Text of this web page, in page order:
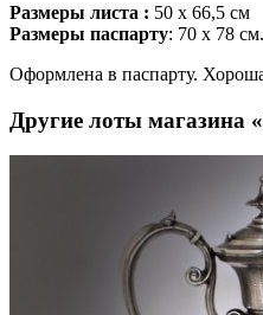
Размеры листа : 50 x 66,5 см
Размеры паспарту: 70 x 78 см.
Оформлена в паспарту.
Другие лоты магазина